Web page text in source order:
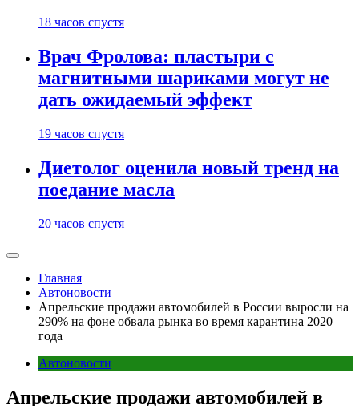
18 часов спустя
Врач Фролова: пластыри с
магнитными шариками могут не
дать ожидаемый эффект
19 часов спустя
Диетолог оценила новый тренд на
поедание масла
20 часов спустя
Главная
Автоновости
Апрельские продажи автомобилей в России выросли на
290% на фоне обвала рынка во время карантина 2020
года
Автоновости
Апрельские продажи автомобилей в